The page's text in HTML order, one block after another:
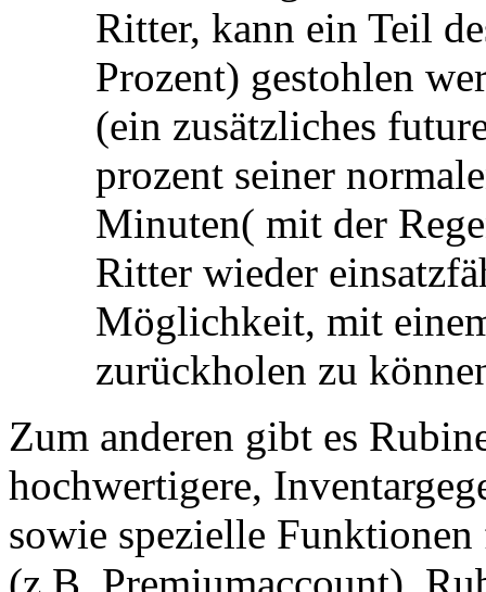
Ritter, kann ein Teil
Prozent) gestohlen
(ein zusätzliches
prozent seiner
Minuten( mit der
Ritter wieder
Möglichkeit, mit
zurückholen zu
Zum anderen gibt es
hochwertigere,
sowie spezielle
(z.B. Premiumaccount).